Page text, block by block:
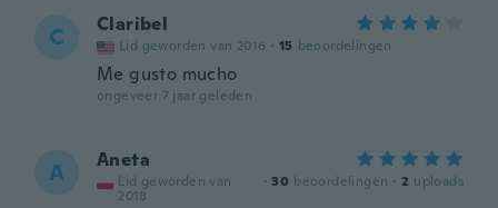
C Claribel
Lid geworden van 2016 · 15 beoordelingen
Me gusto mucho
ongeveer 7 jaar geleden
A Aneta
Lid geworden van
2018
· 30 beoordelingen · 2 uploads